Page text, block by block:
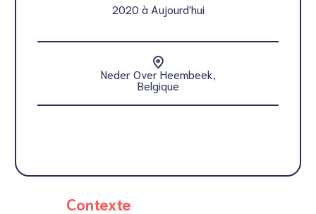
2020 à Aujourd'hui
Neder Over Heembeek,
Belgique
Contexte